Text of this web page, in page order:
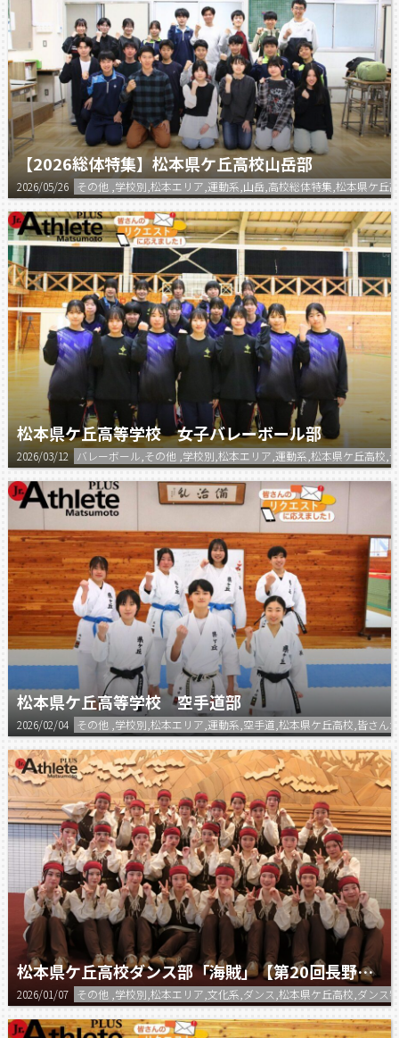
【2026総体特集】松本県ケ丘高校山岳部
2026/05/26 その他 ,学校別,松本エリア,運動系,山岳,高校総体特集,松本県ケ丘
松本県ケ丘高等学校 女子バレーボール部
2026/03/12 バレーボール,その他 ,学校別,松本エリア,運動系,松本県ケ丘高校,
松本県ケ丘高等学校 空手道部
2026/02/04 その他 ,学校別,松本エリア,運動系,空手道,松本県ケ丘高校,皆さん
松本県ケ丘高校ダンス部「海賊」【第20回長野県高等学校ダンスフェスティバル】
2026/01/07 その他 ,学校別,松本エリア,文化系,ダンス,松本県ケ丘高校,ダンス